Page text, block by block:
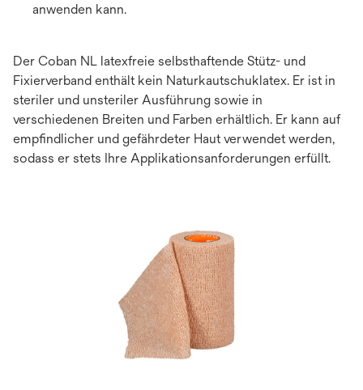
anwenden kann.
Der Coban NL latexfreie selbsthaftende Stütz- und
Fixierverband enthält kein Naturkautschuklatex. Er ist in
steriler und unsteriler Ausführung sowie in
verschiedenen Breiten und Farben erhältlich. Er kann auf
empfindlicher und gefährdeter Haut verwendet werden,
sodass er stets Ihre Applikationsanforderungen erfüllt.